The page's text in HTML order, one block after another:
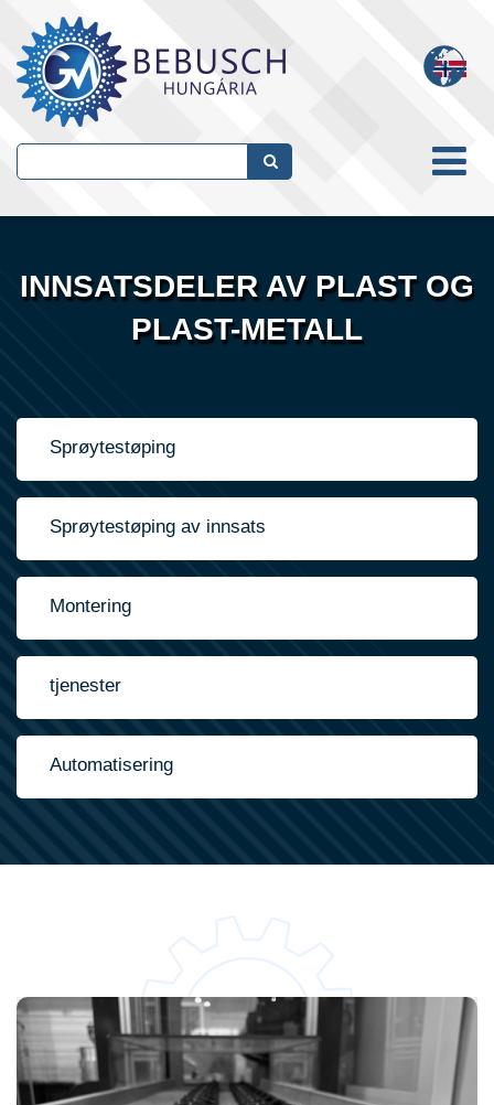
INNSATSDELER AV PLAST OG
PLAST-METALL
Sprøytestøping
Sprøytestøping av innsats
Montering
tjenester
Automatisering